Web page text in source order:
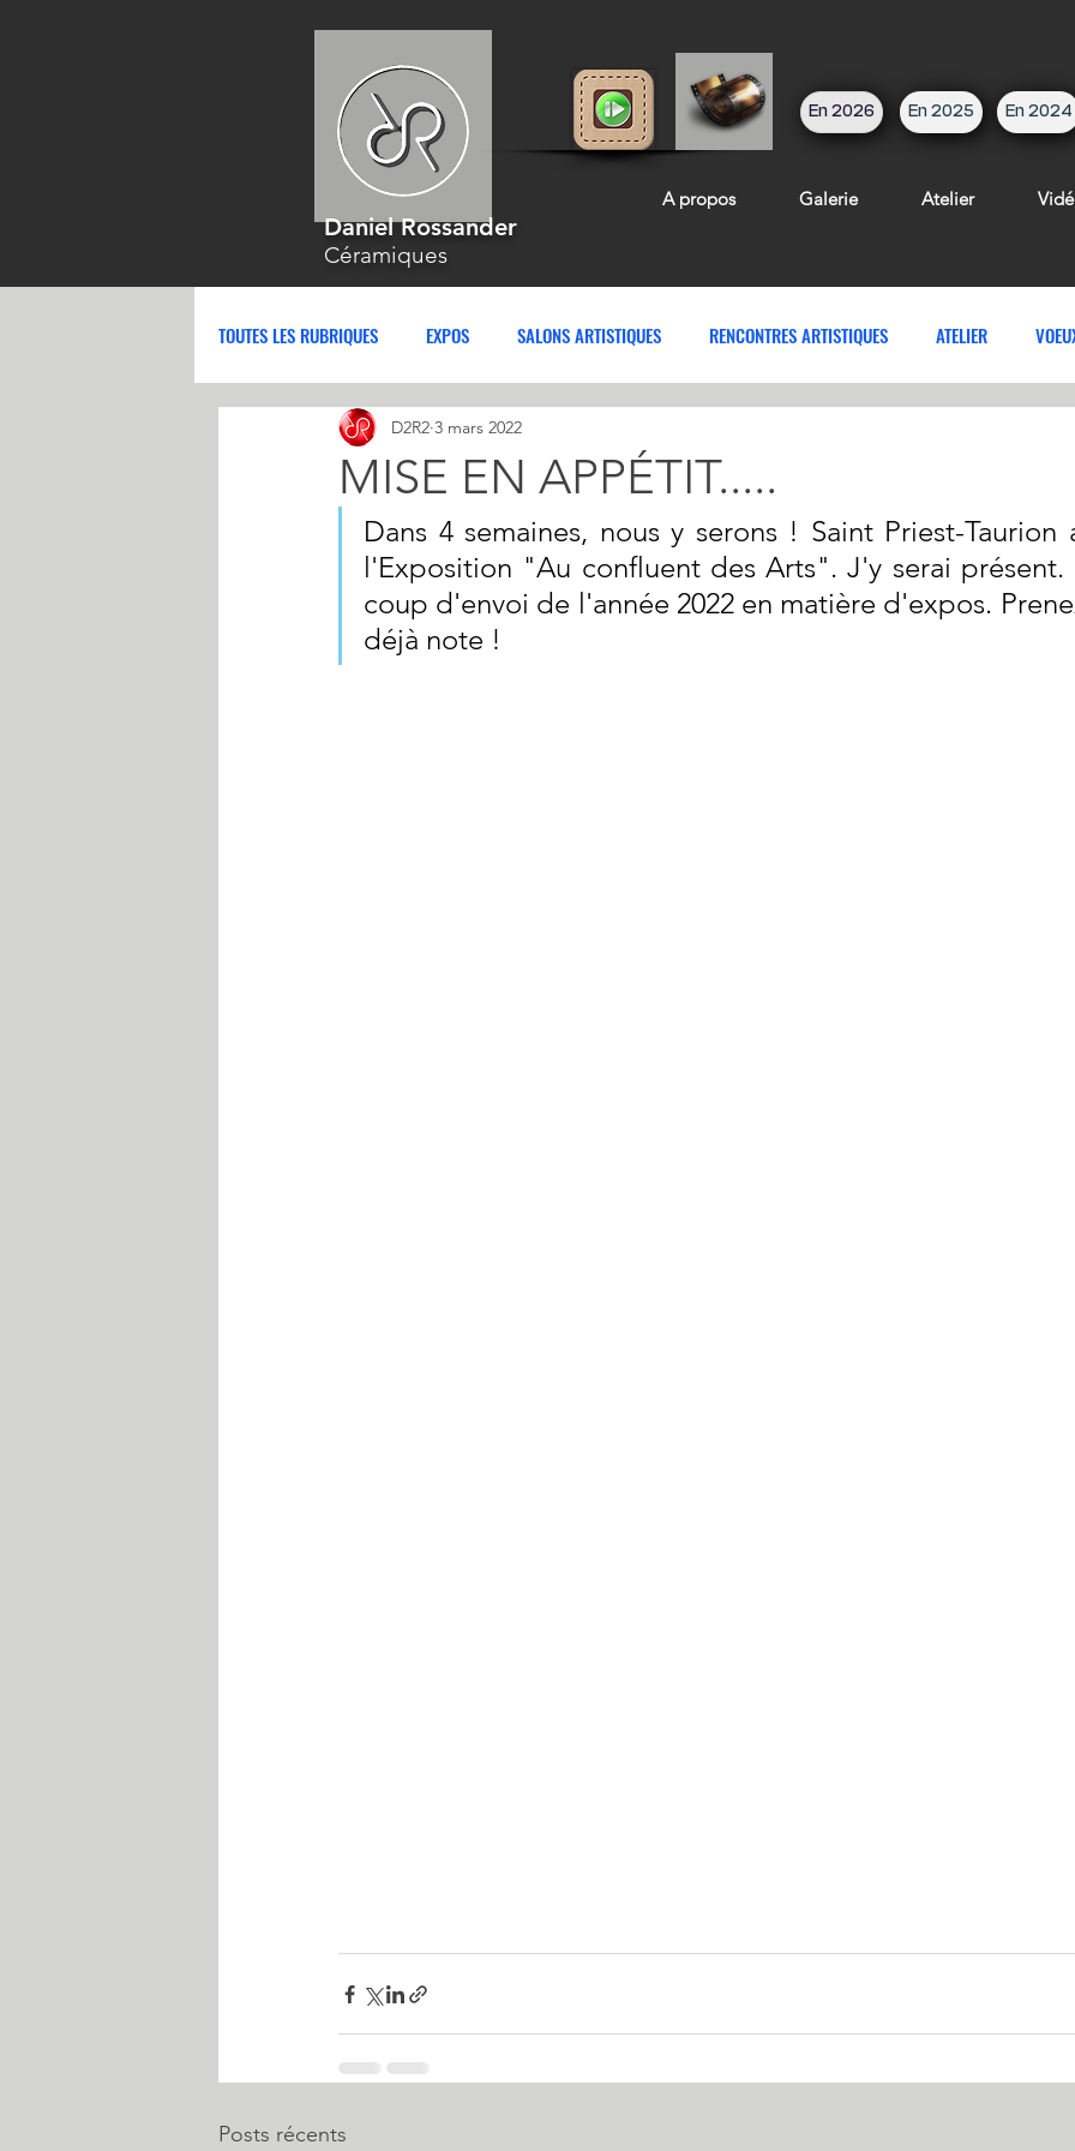
Daniel Rossander
Céramiques
En 2026 En 2025 En 2024
A propos Galerie Atelier
TOUTES LES RUBRIQUES EXPOS SALONS ARTISTIQUES RENCONTRES ARTISTIQUES ATELIER
MISE EN APPÉTIT.....
D2R2 3 mars 2022
Dans 4 semaines, nous y serons ! Saint Priest-Taurion
l'Exposition "Au confluent des Arts". J'y serai présent.
coup d'envoi de l'année 2022 en matière d'expos.
déjà note !
Posts récents